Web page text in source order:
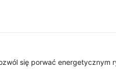
się porwać energetycznym